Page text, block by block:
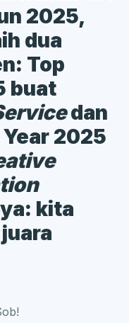
2025,
dua
Top
buat
dan
2025
kita